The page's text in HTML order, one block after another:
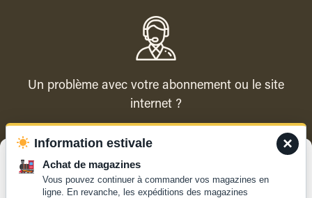
Pour offrir les meilleures expériences, nous utilisons des technologies
Un problème avec votre abonnement ou le site
internet ?
Contacter le service client ×
Information estivale
Achat de magazines
Vous pouvez continuer à commander vos magazines en
ligne. En revanche, les expéditions des magazines